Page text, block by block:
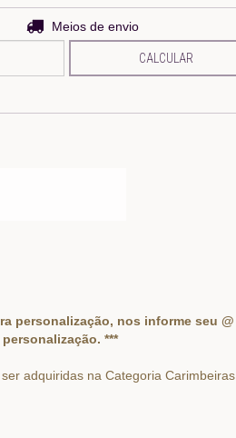
Meios de envio
CALCULAR
personalização, nos informe seu
***
adquiridas na Categoria